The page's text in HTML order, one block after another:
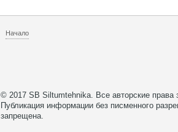
Начало
© 2017 SB Siltumtehnika. Все авторские
Публикация информации без писменного
запрещена.